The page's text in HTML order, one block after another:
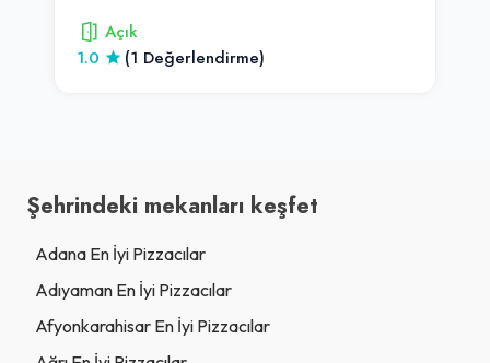
Açık
1.0
(1 Değerlendirme)
Şehrindeki mekanları keşfet
Adana En İyi Pizzacılar
Adıyaman En İyi Pizzacılar
Afyonkarahisar En İyi Pizzacılar